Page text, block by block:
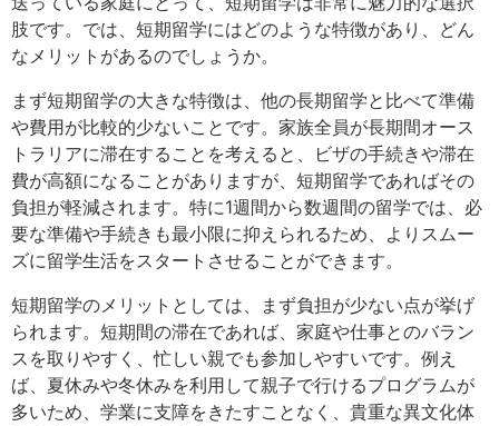
肢です。では、短期留学にはどのような特徴があり、どん
なメリットがあるのでしょうか。
まず短期留学の大きな特徴は、他の長期留学と比べて準備
や費用が比較的少ないことです。家族全員が長期間オース
トラリアに滞在することを考えると、ビザの手続きや滞在
費が高額になることがありますが、短期留学であればその
負担が軽減されます。特に1週間から数週間の留学では、必
要な準備や手続きも最小限に抑えられるため、よりスムー
ズに留学生活をスタートさせることができます。
短期留学のメリットとしては、まず負担が少ない点が挙げ
られます。短期間の滞在であれば、家庭や仕事とのバラン
スを取りやすく、忙しい親でも参加しやすいです。例え
ば、夏休みや冬休みを利用して親子で行けるプログラムが
多いため、学業に支障をきたすことなく、貴重な異文化体